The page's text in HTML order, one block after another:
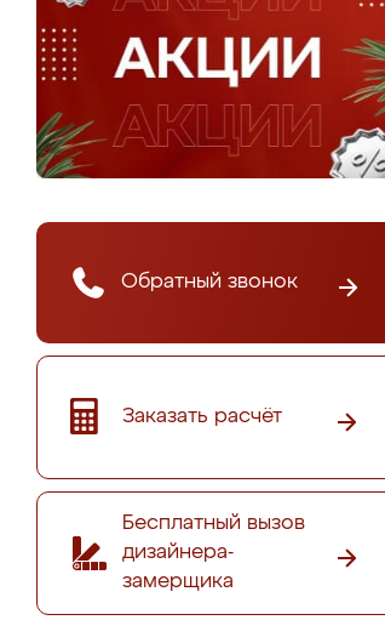
Обратный звонок
Заказать расчёт
Бесплатный вызов
дизайнера-
замерщика